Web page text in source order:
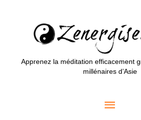
Apprenez la méditation efficacement
millénaires d’Asie
Menu